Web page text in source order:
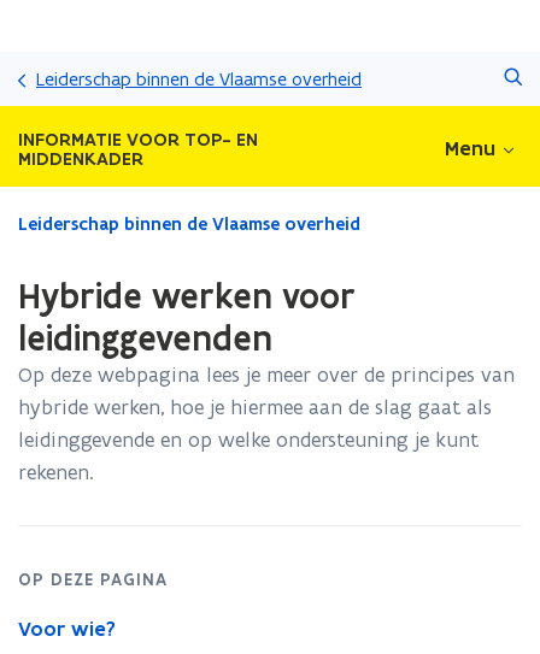
naar
Leiderschap binnen de Vlaamse overheid
INFORMATIE VOOR TOP- EN
MIDDENKADER
Menu
Gedaan
bevindt
zich
op:
Hybride
werken
voor
leidinggevenden
Leiderschap binnen de Vlaamse overheid
Hybride werken voor
leidinggevenden
Op deze webpagina lees je meer over de principes van
hybride werken, hoe je hiermee aan de slag gaat als
leidinggevende en op welke ondersteuning je kunt
rekenen.
OP DEZE PAGINA
Voor wie?